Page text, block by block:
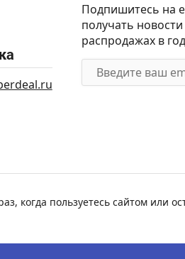
Подпишитесь на
получать
распродажах в
когда пользуетесь сайтом или